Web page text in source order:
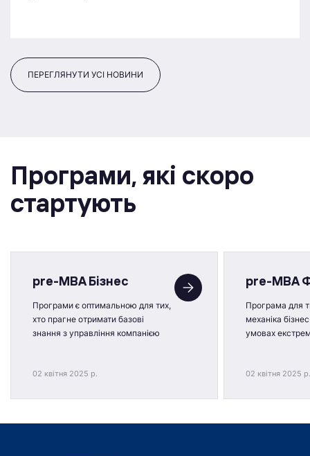
ПЕРЕГЛЯНУТИ УСІ НОВИНИ
Програми, якi скоро
стартують
pre-MBA Бізнес
Програми є оптимальною для тих,
хто прагне отримати базові
знання з управління компанією
02 квітня 2025 р.
pre-MBA
Програма для
механіка
умовах
02 квітня 2025 р.